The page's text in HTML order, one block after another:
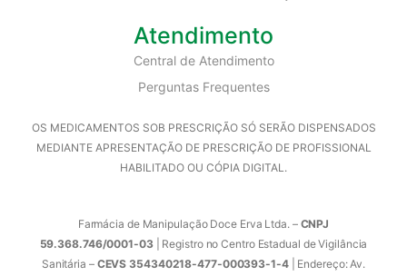
Atendimento
Central de Atendimento
Perguntas Frequentes
OS MEDICAMENTOS SOB PRESCRIÇÃO SÓ SERÃO DISPENSADOS
MEDIANTE APRESENTAÇÃO DE PRESCRIÇÃO DE PROFISSIONAL
HABILITADO OU CÓPIA DIGITAL.
Farmácia de Manipulação Doce Erva Ltda. – CNPJ
59.368.746/0001-03| Registro no Centro Estadual de Vigilância
Sanitária –CEVS 354340218-477-000393-1-4| Endereço: Av.